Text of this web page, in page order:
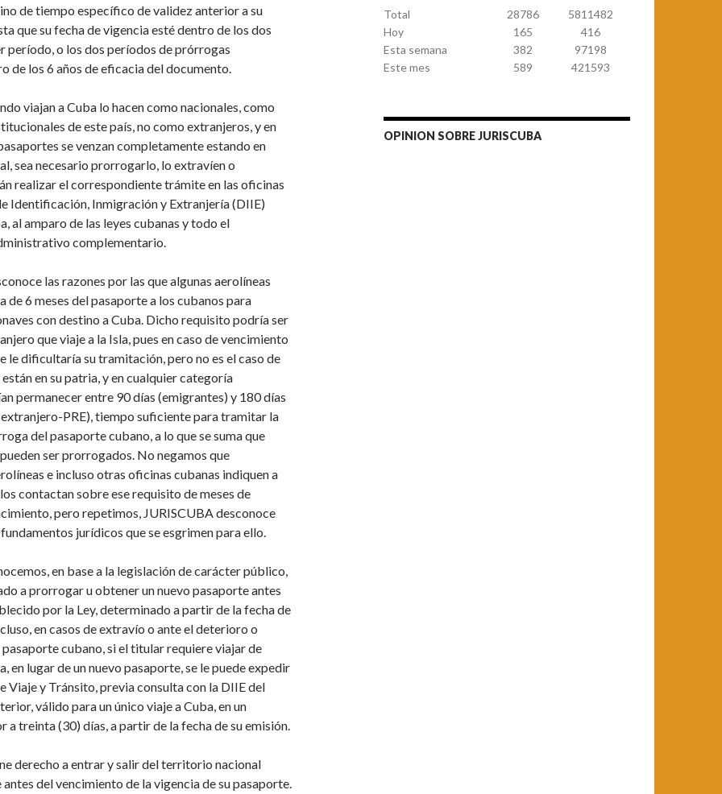
de tiempo específico de validez anterior a su
que su fecha de vigencia esté dentro de los dos
período, o los dos períodos de prórrogas
de los 6 años de eficacia del documento.
viajan a Cuba lo hacen como nacionales, como
de este país, no como extranjeros, y en
se venzan completamente estando en
sea necesario prorrogarlo, lo extravíen o
realizar el correspondiente trámite en las oficinas
Identificación, Inmigración y Extranjería (DIIE)
al amparo de las leyes cubanas y todo el
complementario.
las razones por las que algunas aerolíneas
de 6 meses del pasaporte a los cubanos para
con destino a Cuba. Dicho requisito podría ser
que viaje a la Isla, pues en caso de vencimiento
le dificultaría su tramitación, pero no es el caso de
en su patria, y en cualquier categoría
permanecer entre 90 días (emigrantes) y 180 días
PRE), tiempo suficiente para tramitar la
del pasaporte cubano, a lo que se suma que
ser prorrogados. No negamos que
e incluso otras oficinas cubanas indiquen a
contactan sobre ese requisito de meses de
pero repetimos, JURISCUBA desconoce
jurídicos que se esgrimen para ello.
en base a la legislación de carácter público,
a prorrogar u obtener un nuevo pasaporte antes
por la Ley, determinado a partir de la fecha de
en casos de extravío o ante el deterioro o
cubano, si el titular requiere viajar de
en lugar de un nuevo pasaporte, se le puede expedir
Viaje y Tránsito, previa consulta con la DIIE del
válido para un único viaje a Cuba, en un
a treinta (30) días, a partir de la fecha de su emisión.
derecho a entrar y salir del territorio nacional
antes del vencimiento de la vigencia de su pasaporte.
Total 28786
5811482
Hoy
165
416
Esta semana
382
97198
Este mes
589 421593
OPINION SOBRE JURISCUBA